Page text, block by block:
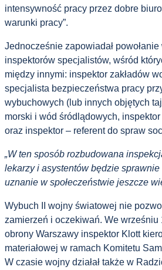
intensywność pracy przez dobre
warunki pracy”.
Jednocześnie zapowiadał
inspektorów specjalistów, wśród
między innymi: inspektor zakładów
specjalista bezpieczeństwa pracy
wybuchowych (lub innych objętych
morski i wód śródlądowych,
oraz inspektor – referent do spraw
„W ten sposób rozbudowana
lekarzy i asystentów będzie sprawnie
uznanie w społeczeństwie jeszcze
Wybuch II wojny światowej nie
zamierzeń i oczekiwań. We wrześniu
obrony Warszawy inspektor Klott
materiałowej w ramach Komitetu
W czasie wojny działał także w